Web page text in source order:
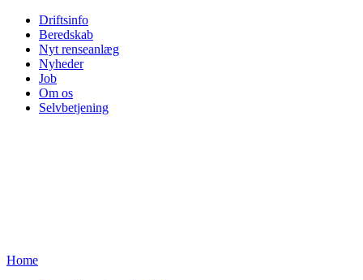
Driftsinfo
Beredskab
Nyt renseanlæg
Nyheder
Job
Om os
Selvbetjening
Home